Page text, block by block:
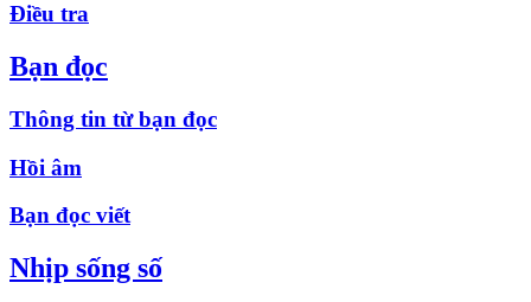
Điều tra
Bạn đọc
Thông tin từ bạn đọc
Hồi âm
Bạn đọc viết
Nhịp sống số